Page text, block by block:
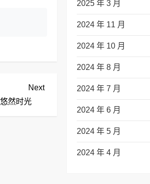
Next
Next
然时光
2025 年 3 月
2024 年 11 月
2024 年 10 月
2024 年 8 月
2024 年 7 月
2024 年 6 月
2024 年 5 月
2024 年 4 月